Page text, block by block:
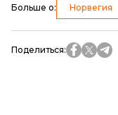
Больше о: Норвегия
Поделиться: